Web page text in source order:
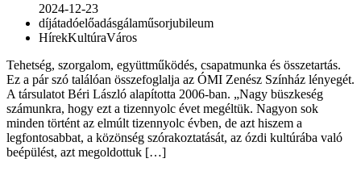
2024-12-23
díjátadóelőadásgálaműsorjubileum
HírekKultúraVáros
Tehetség, szorgalom, együttműködés, csapatmunka és összetartás.
Ez a pár szó találóan összefoglalja az ÓMI Zenész Színház lényegét.
A társulatot Béri László alapította 2006-ban. „Nagy büszkeség
számunkra, hogy ezt a tizennyolc évet megéltük. Nagyon sok
minden történt az elmúlt tizennyolc évben, de azt hiszem a
legfontosabbat, a közönség szórakoztatását, az ózdi kultúrába való
beépülést, azt megoldottuk […]